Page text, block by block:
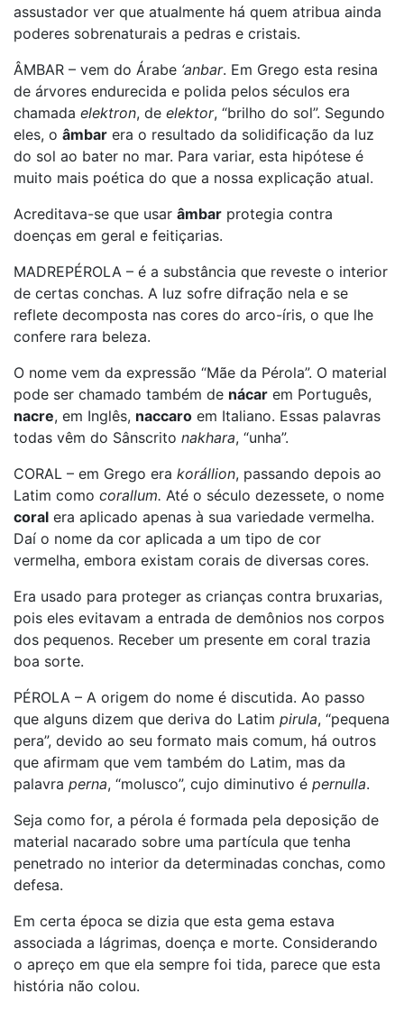
assustador ver que atualmente há quem atribua ainda
poderes sobrenaturais a pedras e cristais.
ÂMBAR – vem do Árabe ‘anbar. Em Grego esta resina
de árvores endurecida e polida pelos séculos era
chamada elektron, de elektor, “brilho do sol”. Segundo
eles, o âmbar era o resultado da solidificação da luz
do sol ao bater no mar. Para variar, esta hipótese é
muito mais poética do que a nossa explicação atual.
Acreditava-se que usar âmbar protegia contra
doenças em geral e feitiçarias.
MADREPÉROLA – é a substância que reveste o interior
de certas conchas. A luz sofre difração nela e se
reflete decomposta nas cores do arco-íris, o que lhe
confere rara beleza.
O nome vem da expressão “Mãe da Pérola”. O material
pode ser chamado também de nácar em Português,
nacre, em Inglês, naccaro em Italiano. Essas palavras
todas vêm do Sânscrito nakhara, “unha”.
CORAL – em Grego era korállion, passando depois ao
Latim como corallum. Até o século dezessete, o nome
coral era aplicado apenas à sua variedade vermelha.
Daí o nome da cor aplicada a um tipo de cor
vermelha, embora existam corais de diversas cores.
Era usado para proteger as crianças contra bruxarias,
pois eles evitavam a entrada de demônios nos corpos
dos pequenos. Receber um presente em coral trazia
boa sorte.
PÉROLA – A origem do nome é discutida. Ao passo
que alguns dizem que deriva do Latim pirula, “pequena
pera”, devido ao seu formato mais comum, há outros
que afirmam que vem também do Latim, mas da
palavra perna, “molusco”, cujo diminutivo é pernulla.
Seja como for, a pérola é formada pela deposição de
material nacarado sobre uma partícula que tenha
penetrado no interior da determinadas conchas, como
defesa.
Em certa época se dizia que esta gema estava
associada a lágrimas, doença e morte. Considerando
o apreço em que ela sempre foi tida, parece que esta
história não colou.